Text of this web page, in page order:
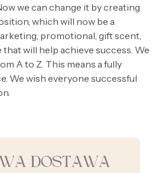
we can change it by creating
which will now be a
promotional, gift scent,
will help achieve success. We
A to Z. This means a fully
We wish everyone successful